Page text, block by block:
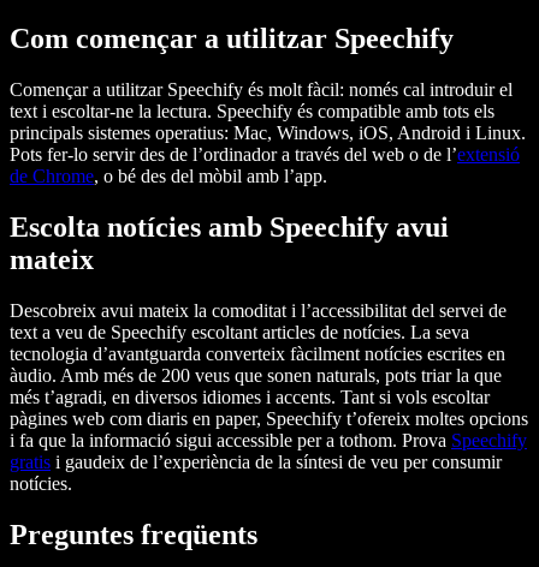
Com començar a utilitzar Speechify
Començar a utilitzar Speechify és molt fàcil: només cal introduir el
text i escoltar-ne la lectura. Speechify és compatible amb tots els
principals sistemes operatius: Mac, Windows, iOS, Android i Linux.
Pots fer-lo servir des de l’ordinador a través del web o de l’extensió
de Chrome, o bé des del mòbil amb l’app.
Escolta notícies amb Speechify avui
mateix
Descobreix avui mateix la comoditat i l’accessibilitat del servei de
text a veu de Speechify escoltant articles de notícies. La seva
tecnologia d’avantguarda converteix fàcilment notícies escrites en
àudio. Amb més de 200 veus que sonen naturals, pots triar la que
més t’agradi, en diversos idiomes i accents. Tant si vols escoltar
pàgines web com diaris en paper, Speechify t’ofereix moltes opcions
i fa que la informació sigui accessible per a tothom. Prova Speechify
gratis i gaudeix de l’experiència de la síntesi de veu per consumir
notícies.
Preguntes freqüents